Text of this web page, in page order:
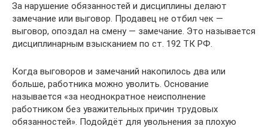
За нарушение обязанностей и дисциплины делают
замечание или выговор. Продавец не отбил чек —
выговор, опоздал на смену — замечание. Это называется
дисциплинарным взысканием по ст. 192 ТК РФ.
Когда выговоров и замечаний накопилось два или
больше, работника можно уволить. Основание
называется «за неоднократное неисполнение
работником без уважительных причин трудовых
обязанностей». Подойдёт для увольнения за плохую